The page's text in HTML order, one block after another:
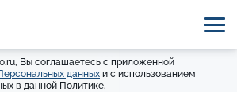
Вы соглашаетесь с приложенной
данных и с использованием
в данной Политике.